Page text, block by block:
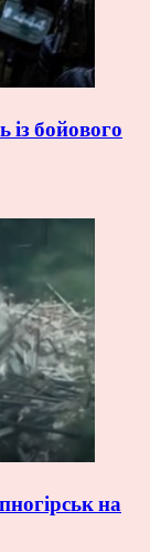
із бойового
на